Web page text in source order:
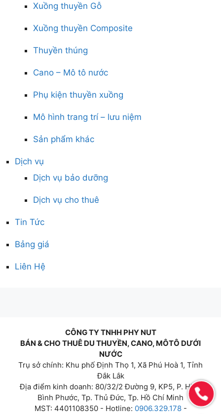
Xuồng thuyền Gỗ
Xuồng thuyền Composite
Thuyền thúng
Cano – Mô tô nước
Phụ kiện thuyền xuồng
Mô hình trang trí – lưu niệm
Sản phẩm khác
Dịch vụ
Dịch vụ bảo dưỡng
Dịch vụ cho thuê
Tin Tức
Bảng giá
Liên Hệ
CÔNG TY TNHH PHY NUT
BÁN & CHO THUÊ DU THUYỀN, CANO, MÔTÔ DƯỚI
NƯỚC
Trụ sở chính: Khu phố Định Thọ 1, Xã Phú Hoà 1, Tỉnh
Đắk Lắk
Địa điểm kinh doanh: 80/32/2 Đường 9, KP5, P. Hiệp
Bình Phước, Tp. Thủ Đức, Tp. Hồ Chí Minh
MST: 4401108350 - Hotline: 0906.329.178-